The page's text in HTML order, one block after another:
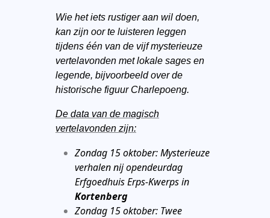
Wie het iets rustiger aan wil doen,
kan zijn oor te luisteren leggen
tijdens één van de vijf mysterieuze
vertelavonden met lokale sages en
legende, bijvoorbeeld over de
historische figuur Charlepoeng.
De data van de magisch
vertelavonden zijn:
Zondag 15 oktober: Mysterieuze
verhalen nij opendeurdag
Erfgoedhuis Erps-Kwerps in
Kortenberg
Zondag 15 oktober: Twee